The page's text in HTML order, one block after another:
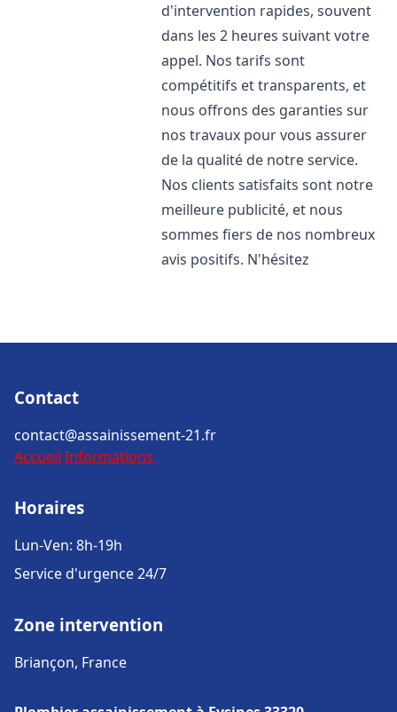
d'intervention rapides, souvent
dans les 2 heures suivant votre
appel. Nos tarifs sont
compétitifs et transparents, et
nous offrons des garanties sur
nos travaux pour vous assurer
de la qualité de notre service.
Nos clients satisfaits sont notre
meilleure publicité, et nous
sommes fiers de nos nombreux
avis positifs. N'hésitez
Contact
contact@assainissement-21.fr
Accueil Informations
Horaires
Lun-Ven: 8h-19h
Service d'urgence 24/7
Zone intervention
Briançon, France